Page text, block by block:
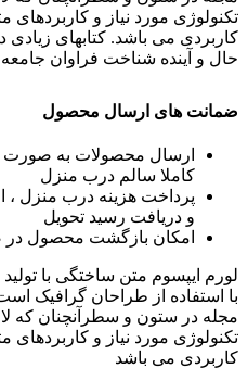
تکنولوژی مورد نیاز و کاربردهای
کاربردی می باشد. کتابهای
حال و آینده شناخت فراوان
ضمانت های ارسال محصول
ارسال محصولات به صورت
کاملا سالم درب منزل
پرداخت هزینه درب منزل ،
و دریافت رسید تحویل
امکان بازگشت محصول
لورم ایپسوم متن ساختگی با
با استفاده از طراحان گرافیک
مجله در ستون و سطرآنچنان که
تکنولوژی مورد نیاز و کاربردهای
کاربردی می باشد